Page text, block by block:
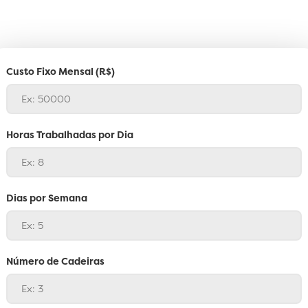
Custo Fixo Mensal (R$)
Horas Trabalhadas por Dia
Dias por Semana
Número de Cadeiras